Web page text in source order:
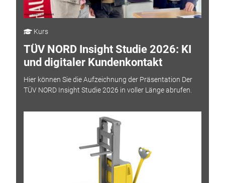
Kurs
TÜV NORD Insight Studie 2026: KI
und digitaler Kundenkontakt
Hier können Sie die Aufzeichnung der Präsentation Der
TÜV NORD Insight Studie 2026 in voller Länge abrufen.